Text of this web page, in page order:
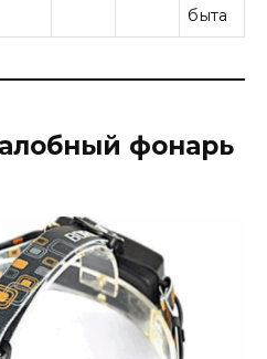
быта
фонарь